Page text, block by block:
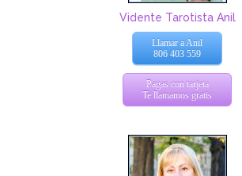
Vidente Tarotista Anil
Llamar a Anil
806 403 559
Pagas con tarjeta
Te llamamos gratis